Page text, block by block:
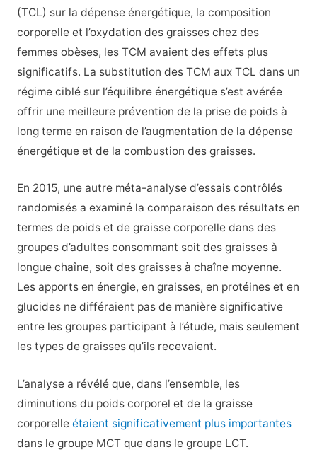
(TCL) sur la dépense énergétique, la composition
corporelle et l’oxydation des graisses chez des
femmes obèses, les TCM avaient des effets plus
significatifs. La substitution des TCM aux TCL dans un
régime ciblé sur l’équilibre énergétique s’est avérée
offrir une meilleure prévention de la prise de poids à
long terme en raison de l’augmentation de la dépense
énergétique et de la combustion des graisses.
En 2015, une autre méta-analyse d’essais contrôlés
randomisés a examiné la comparaison des résultats en
termes de poids et de graisse corporelle dans des
groupes d’adultes consommant soit des graisses à
longue chaîne, soit des graisses à chaîne moyenne.
Les apports en énergie, en graisses, en protéines et en
glucides ne différaient pas de manière significative
entre les groupes participant à l’étude, mais seulement
les types de graisses qu’ils recevaient.
L’analyse a révélé que, dans l’ensemble, les
diminutions du poids corporel et de la graisse
corporelle étaient significativement plus importantes
dans le groupe MCT que dans le groupe LCT.